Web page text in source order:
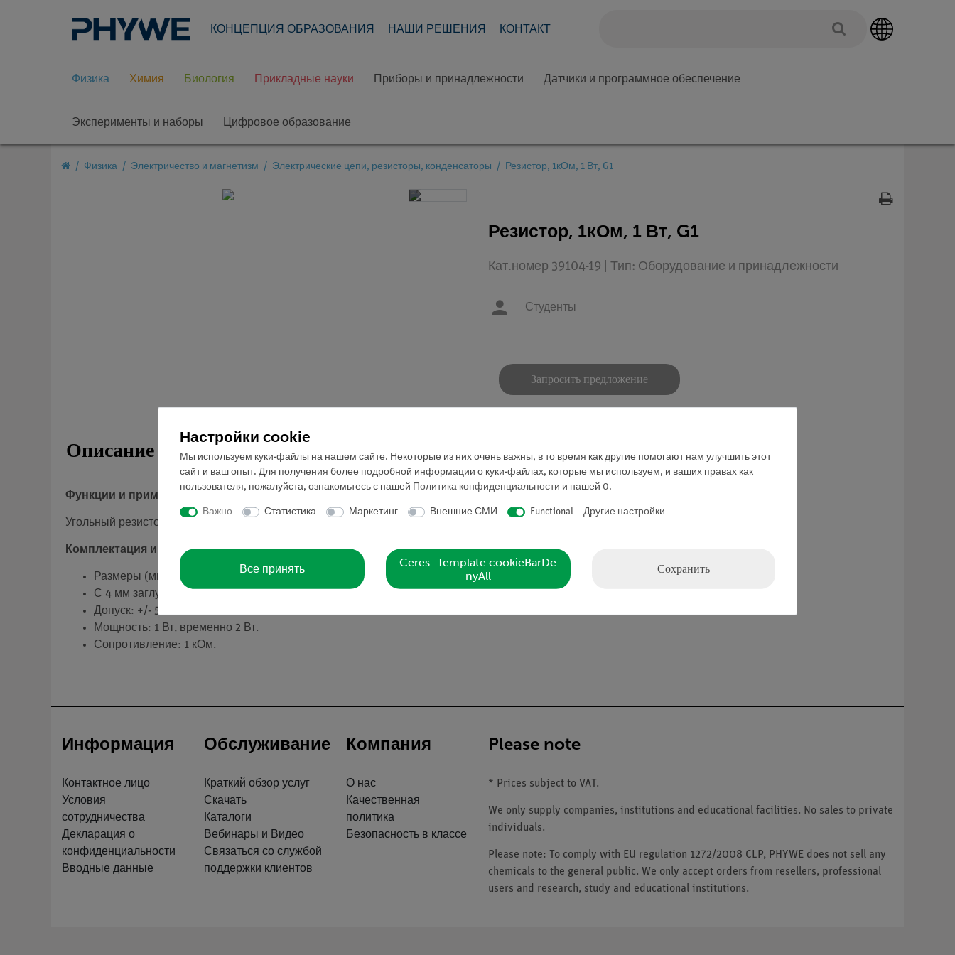
КОНЦЕПЦИЯ ОБРАЗОВАНИЯ НАШИ РЕШЕНИЯ КОНТАКТ
Физика Химия Биология Прикладные науки Приборы и принадлежности Датчики и программное обеспечение
Эксперименты и наборы Цифровое образование
Физика Электричество и магнетизм Электрические цепи, резисторы, конденсаторы Резистор, 1кОм, 1 Вт, G1
Резистор, 1кОм, 1 Вт, G1
Кат.номер 39104-19 | Тип: Оборудование и принадлежности
Студенты
Запросить предложение
Описание
Функции и применение
Угольный резистор в пластиковом корпусе.
Комплектация и технические данные
Размеры (мм): 37 x 18 x 22.
С 4 мм заглушками с расстоянием 19 мм.
Допуск: +/- 5%.
Мощность: 1 Вт, временно 2 Вт.
Сопротивление: 1 кОм.
Информация
Контактное лицо
Условия
сотрудничества
Декларация о
конфиденциальности
Вводные данные
Обслуживание
Краткий обзор услуг
Скачать
Каталоги
Вебинары и Видео
Связаться со службой
поддержки клиентов
Компания
О нас
Качественная
политика
Безопасность в классе
Please note
* Prices subject to VAT.
We only supply companies, institutions and educational facilities. No sales to private
individuals.
Please note: To comply with EU regulation 1272/2008 CLP, PHYWE does not sell any
chemicals to the general public. We only accept orders from resellers, professional
users and research, study and educational institutions.
Настройки cookie
Мы используем куки-файлы на нашем сайте. Некоторые из них очень важны, в то время как другие помогают нам улучшить этот
сайт и ваш опыт. Для получения более подробной информации о куки-файлах, которые мы используем, и ваших правах как
пользователя, пожалуйста, ознакомьтесь с нашей
Политика конфиденциальности и нашей 0.
Важно Статистика Маркетинг Внешние СМИ Functional Другие настройки
Все принять
Ceres::Template.cookieBarDe
nyAll
Сохранить